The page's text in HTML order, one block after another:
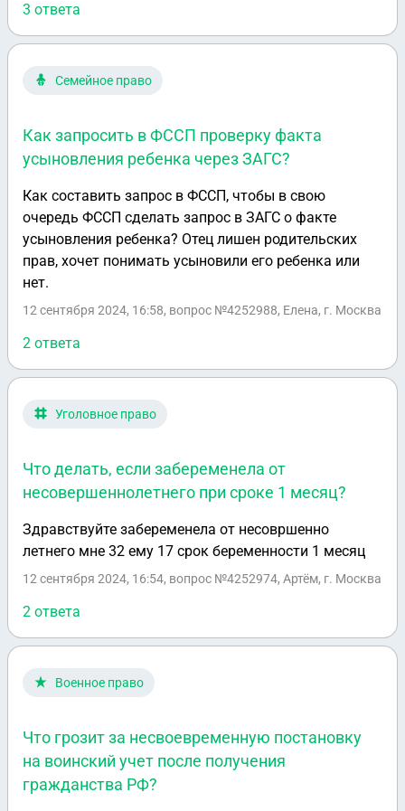
3 ответа
Семейное право
Как запросить в ФССП проверку факта
усыновления ребенка через ЗАГС?
Как составить запрос в ФССП, чтобы в свою
очередь ФССП сделать запрос в ЗАГС о факте
усыновления ребенка? Отец лишен родительских
прав, хочет понимать усыновили его ребенка или
нет.
12 сентября 2024, 16:58, вопрос №4252988, Елена, г. Москва
2 ответа
Уголовное право
Что делать, если забеременела от
несовершеннолетнего при сроке 1 месяц?
Здравствуйте забеременела от несовршенно
летнего мне 32 ему 17 срок беременности 1 месяц
12 сентября 2024, 16:54, вопрос №4252974, Артём, г. Москва
2 ответа
Военное право
Что грозит за несвоевременную постановку
на воинский учет после получения
гражданства РФ?